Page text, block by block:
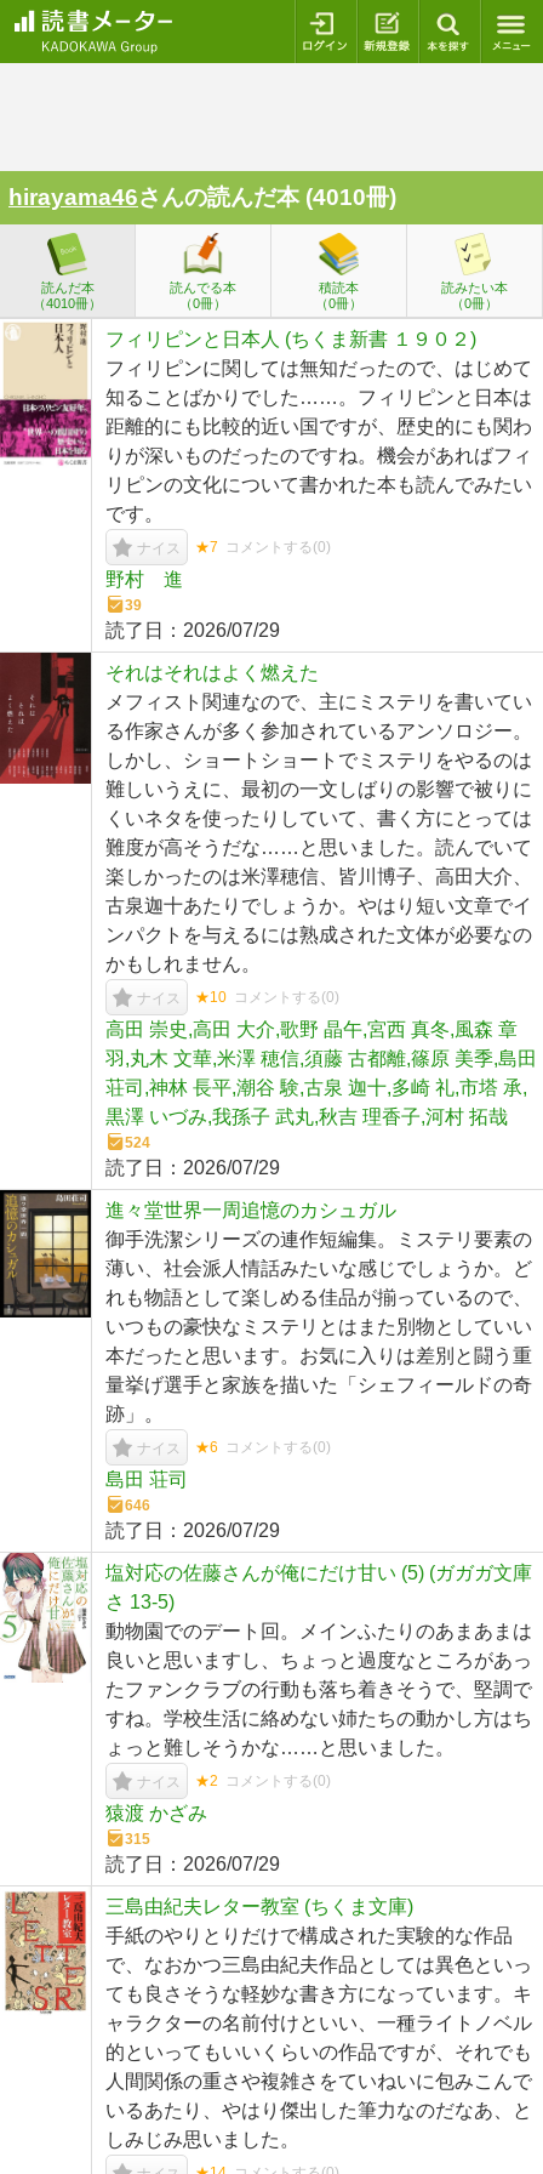
ログイン 新規登録
hirayama46さんの読んだ本 (4010冊)
読んだ本
（4010冊）
読んでる本
（0冊）
積読本
（0冊）
読みたい本
（0冊）
フィリピンと日本人 (ちくま新書 １９０２)
フィリピンに関しては無知だったので、はじめて
知ることばかりでした……。フィリピンと日本は
距離的にも比較的近い国ですが、歴史的にも関わ
りが深いものだったのですね。機会があればフィ
リピンの文化について書かれた本も読んでみたい
です。
ナイス ★7 コメントする(0)
野村 進
39
読了日： 2026/07/29
それはそれはよく燃えた
メフィスト関連なので、主にミステリを書いてい
る作家さんが多く参加されているアンソロジー。
しかし、ショートショートでミステリをやるのは
難しいうえに、最初の一文しばりの影響で被りに
くいネタを使ったりしていて、書く方にとっては
難度が高そうだな……と思いました。読んでいて
楽しかったのは米澤穂信、皆川博子、高田大介、
古泉迦十あたりでしょうか。やはり短い文章でイ
ンパクトを与えるには熟成された文体が必要なの
かもしれません。
ナイス ★10 コメントする(0)
高田 崇史,高田 大介,歌野 晶午,宮西 真冬,風森 章
羽,丸木 文華,米澤 穂信,須藤 古都離,篠原 美季,島田
荘司,神林 長平,潮谷 験,古泉 迦十,多崎 礼,市塔 承,
黒澤 いづみ,我孫子 武丸,秋吉 理香子,河村 拓哉
524
読了日： 2026/07/29
進々堂世界一周追憶のカシュガル
御手洗潔シリーズの連作短編集。ミステリ要素の
薄い、社会派人情話みたいな感じでしょうか。ど
れも物語として楽しめる佳品が揃っているので、
いつもの豪快なミステリとはまた別物としていい
本だったと思います。お気に入りは差別と闘う重
量挙げ選手と家族を描いた「シェフィールドの奇
跡」。
ナイス ★6 コメントする(0)
島田 荘司
646
読了日： 2026/07/29
塩対応の佐藤さんが俺にだけ甘い (5) (ガガガ文庫
さ 13-5)
動物園でのデート回。メインふたりのあまあまは
良いと思いますし、ちょっと過度なところがあっ
たファンクラブの行動も落ち着きそうで、堅調で
すね。学校生活に絡めない姉たちの動かし方はち
ょっと難しそうかな……と思いました。
ナイス ★2 コメントする(0)
猿渡 かざみ
315
読了日： 2026/07/29
三島由紀夫レター教室 (ちくま文庫)
手紙のやりとりだけで構成された実験的な作品
で、なおかつ三島由紀夫作品としては異色といっ
ても良さそうな軽妙な書き方になっています。キ
ャラクターの名前付けといい、一種ライトノベル
的といってもいいくらいの作品ですが、それでも
人間関係の重さや複雑さをていねいに包みこんで
いるあたり、やはり傑出した筆力なのだなあ、と
しみじみ思いました。